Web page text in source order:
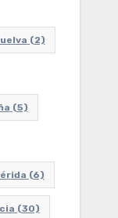
(2)
(5)
(6)
(30)